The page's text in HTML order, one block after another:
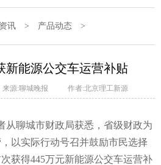
讯 > 产品动态 >
新能源公交车运营补贴
来源:聊城晚报 作者:北京理工新源
聊城市财政局获悉，省级财政为
以实际行动号召并鼓励市民选择
获得445万元新能源公交车运营补